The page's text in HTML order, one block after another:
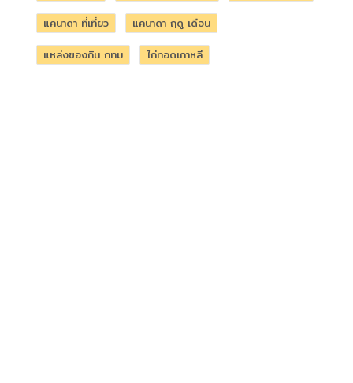
แคนาดา ที่เที่ยว
แคนาดา ฤดู เดือน
แหล่งของกิน กทม
ไก่ทอดเกาหลี